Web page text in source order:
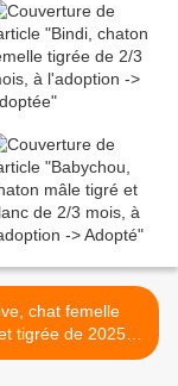
chat femelle
tigrée de 2025, à
l'adoption -> adoptée >